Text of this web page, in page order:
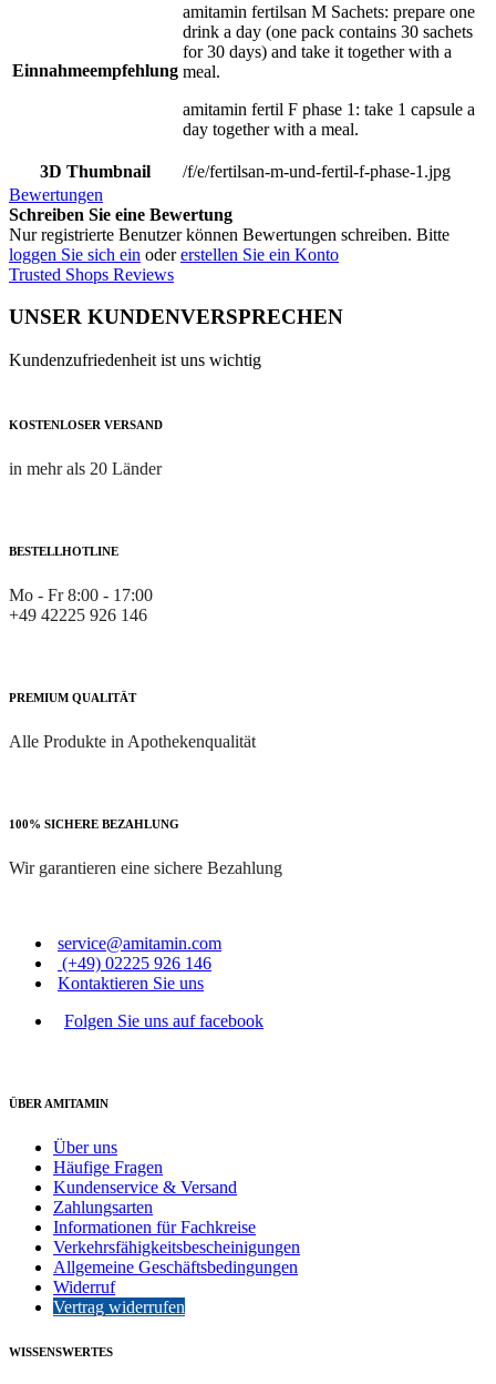
Einnahmeempfehlung
amitamin fertilsan M Sachets: prepare one
drink a day (one pack contains 30 sachets
for 30 days) and take it together with a
meal.
amitamin fertil F phase 1: take 1 capsule a
day together with a meal.
3D Thumbnail
/f/e/fertilsan-m-und-fertil-f-phase-1.jpg
Bewertungen
Schreiben Sie eine Bewertung
Nur registrierte Benutzer können Bewertungen schreiben. Bitte
loggen Sie sich ein odererstellen Sie ein Konto
Trusted Shops Reviews
UNSER KUNDENVERSPRECHEN
Kundenzufriedenheit ist uns wichtig
KOSTENLOSER VERSAND
in mehr als 20 Länder
BESTELLHOTLINE
Mo - Fr 8:00 - 17:00
+49 42225 926 146
PREMIUM QUALITÄT
Alle Produkte in Apothekenqualität
100% SICHERE BEZAHLUNG
Wir garantieren eine sichere Bezahlung
service@amitamin.com
(+49) 02225 926 146
Kontaktieren Sie uns
Folgen Sie uns auf facebook
ÜBER AMITAMIN
Über uns
Häufige Fragen
Kundenservice & Versand
Zahlungsarten
Informationen für Fachkreise
Verkehrsfähigkeitsbescheinigungen
Allgemeine Geschäftsbedingungen
Widerruf
Vertrag widerrufen
WISSENSWERTES